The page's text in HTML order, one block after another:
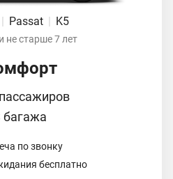
Passat K5
не старше 7 лет
багажа
по звонку
бесплатно